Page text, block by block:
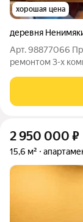
хорошая цена
деревня
Арт. 98877066
ремонтом 3-х
Квартира
что упрощает
2 950 000 ₽
15,6 м²